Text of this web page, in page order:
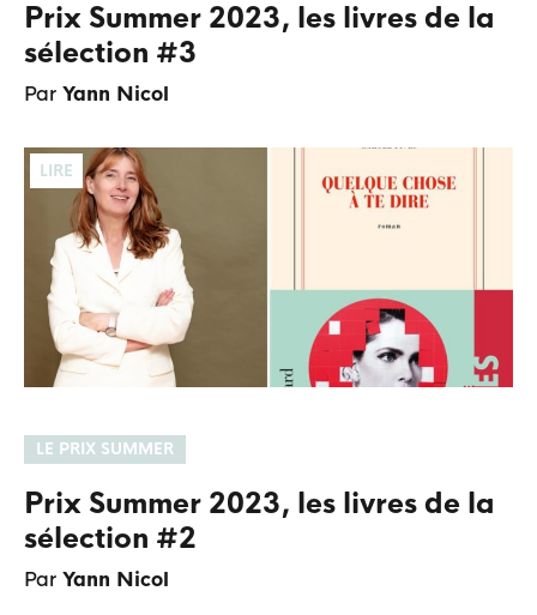
Prix Summer 2023, les livres de la
sélection #3
Par Yann Nicol
LIRE
LE PRIX SUMMER
Prix Summer 2023, les livres de la
sélection #2
Par Yann Nicol